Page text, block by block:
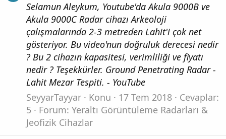
Selamun Aleykum, Youtube'da Akula 9000B ve
Akula 9000C Radar cihazı Arkeoloji
çalışmalarında 2-3 metreden Lahit'i çok net
gösteriyor. Bu video'nun doğruluk derecesi nedir
? Bu 2 cihazın kapasitesi, verimliliği ve fiyatı
nedir ? Teşekkürler. Ground Penetrating Radar -
Lahit Mezar Tespiti. - YouTube
SeyyarTayyar
Konu 17 Tem 2018
Cevaplar:
5
Forum: Yeraltı Görüntüleme Radarları &
Jeofizik Cihazlar